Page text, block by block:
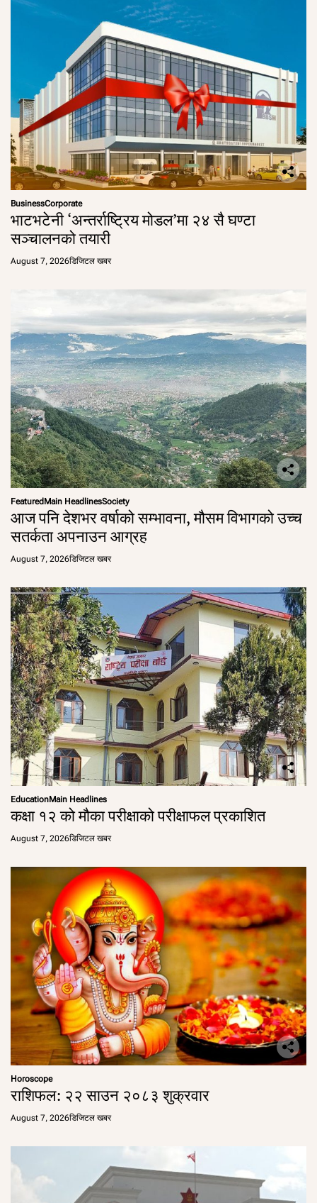
BusinessCorporate
भाटभटेनी ‘अन्तर्राष्ट्रिय मोडल’मा २४ सै घण्टा
सञ्चालनको तयारी
August 7, 2026डिजिटल खबर
FeaturedMain HeadlinesSociety
आज पनि देशभर वर्षाको सम्भावना, मौसम विभागको उच्च
सतर्कता अपनाउन आग्रह
August 7, 2026डिजिटल खबर
EducationMain Headlines
कक्षा १२ को मौका परीक्षाको परीक्षाफल प्रकाशित
August 7, 2026डिजिटल खबर
Horoscope
राशिफल: २२ साउन २०८३ शुक्रवार
August 7, 2026डिजिटल खबर